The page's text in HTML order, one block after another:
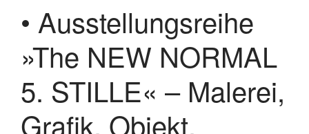
• Ausstellung – »Der ROTE
Salon« – Grafik, Malerei,
Fotografie, Installation,
• Ausstellungsreihe
»The NEW NORMAL
5. STILLE« – Malerei,
Grafik, Objekt,